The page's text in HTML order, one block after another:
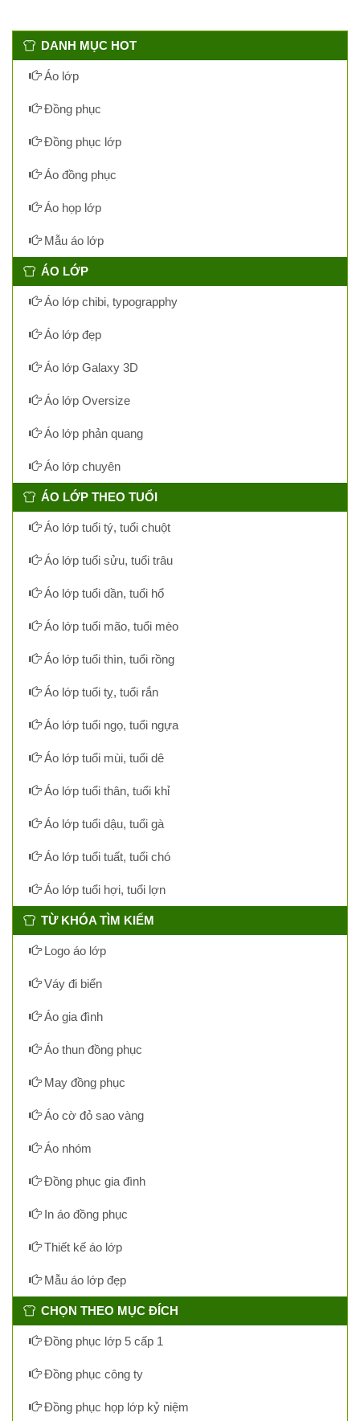
DANH MỤC HOT
Áo lớp
Đồng phục
Đồng phục lớp
Áo đồng phục
Áo họp lớp
Mẫu áo lớp
ÁO LỚP
Áo lớp chibi, typograpphy
Áo lớp đẹp
Áo lớp Galaxy 3D
Áo lớp Oversize
Áo lớp phản quang
Áo lớp chuyên
ÁO LỚP THEO TUỔI
Áo lớp tuổi tý, tuổi chuột
Áo lớp tuổi sửu, tuổi trâu
Áo lớp tuổi dần, tuổi hổ
Áo lớp tuổi mão, tuổi mèo
Áo lớp tuổi thìn, tuổi rồng
Áo lớp tuổi tỵ, tuổi rắn
Áo lớp tuổi ngọ, tuổi ngựa
Áo lớp tuổi mùi, tuổi dê
Áo lớp tuổi thân, tuổi khỉ
Áo lớp tuổi dậu, tuổi gà
Áo lớp tuổi tuất, tuổi chó
Áo lớp tuổi hợi, tuổi lợn
TỪ KHÓA TÌM KIẾM
Logo áo lớp
Váy đi biển
Áo gia đình
Áo thun đồng phục
May đồng phục
Áo cờ đỏ sao vàng
Áo nhóm
Đồng phục gia đình
In áo đồng phục
Thiết kế áo lớp
Mẫu áo lớp đẹp
CHỌN THEO MỤC ĐÍCH
Đồng phục lớp 5 cấp 1
Đồng phục công ty
Đồng phục họp lớp kỷ niệm